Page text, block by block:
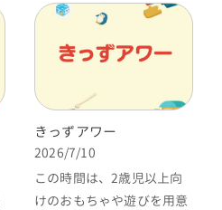
きっずアワー
2026/7/10
この時間は、2歳児以上向
けのおもちゃや遊びを用意